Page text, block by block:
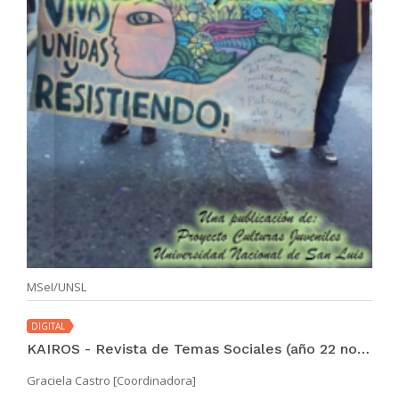
MSeI/UNSL
DIGITAL
KAIROS - Revista de Temas Sociales (año 22 no. 41 jul 2018)
Graciela Castro [Coordinadora]